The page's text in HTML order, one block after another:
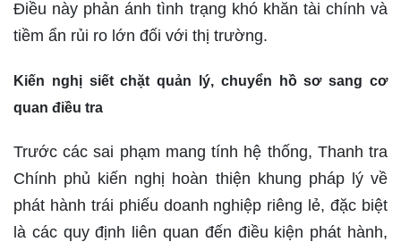
Điều này phản ánh tình trạng khó khăn tài chính và
tiềm ẩn rủi ro lớn đối với thị trường.
Kiến nghị siết chặt quản lý, chuyển hồ sơ sang cơ
quan điều tra
Trước các sai phạm mang tính hệ thống, Thanh tra
Chính phủ kiến nghị hoàn thiện khung pháp lý về
phát hành trái phiếu doanh nghiệp riêng lẻ, đặc biệt
là các quy định liên quan đến điều kiện phát hành,